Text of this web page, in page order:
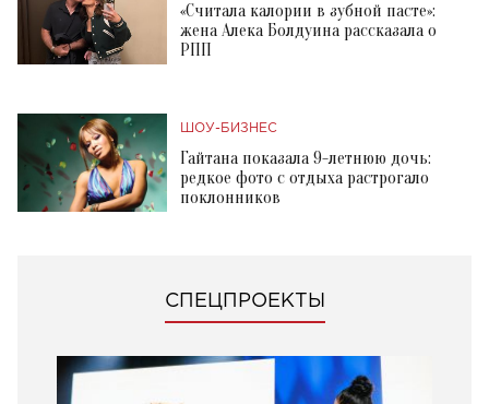
«Считала калории в зубной пасте»:
жена Алека Болдуина рассказала о
РПП
ШОУ-БИЗНЕС
Гайтана показала 9-летнюю дочь:
редкое фото с отдыха растрогало
поклонников
СПЕЦПРОЕКТЫ